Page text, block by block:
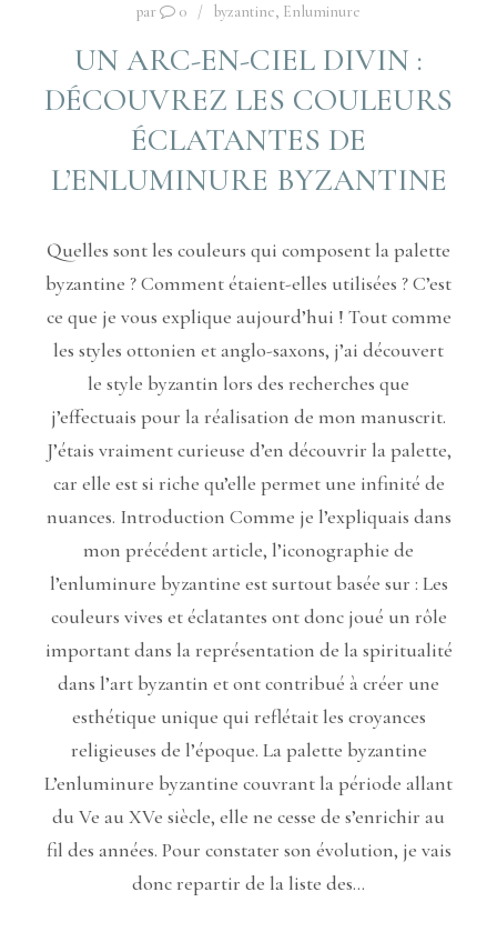
par 0 byzantine, Enluminure
UN ARC-EN-CIEL DIVIN :
DÉCOUVREZ LES COULEURS
ÉCLATANTES DE
L’ENLUMINURE BYZANTINE
Quelles sont les couleurs qui composent la palette
byzantine ? Comment étaient-elles utilisées ? C’est
ce que je vous explique aujourd’hui ! Tout comme
les styles ottonien et anglo-saxons, j’ai découvert
le style byzantin lors des recherches que
j’effectuais pour la réalisation de mon manuscrit.
J’étais vraiment curieuse d’en découvrir la palette,
car elle est si riche qu’elle permet une infinité de
nuances. Introduction Comme je l’expliquais dans
mon précédent article, l’iconographie de
l’enluminure byzantine est surtout basée sur : Les
couleurs vives et éclatantes ont donc joué un rôle
important dans la représentation de la spiritualité
dans l’art byzantin et ont contribué à créer une
esthétique unique qui reflétait les croyances
religieuses de l’époque. La palette byzantine
L’enluminure byzantine couvrant la période allant
du Ve au XVe siècle, elle ne cesse de s’enrichir au
fil des années. Pour constater son évolution, je vais
donc repartir de la liste des…